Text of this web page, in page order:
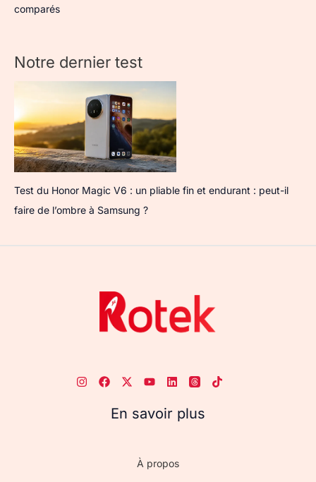
comparés
Notre dernier test
Test du Honor Magic V6 : un pliable fin et endurant : peut-il
faire de l’ombre à Samsung ?
En savoir plus
À propos